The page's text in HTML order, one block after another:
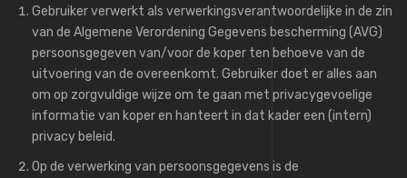
Gebruiker verwerkt als verwerkingsverantwoordelijke in de zin
van de Algemene Verordening Gegevens bescherming (AVG)
persoonsgegeven van/voor de koper ten behoeve van de
uitvoering van de overeenkomt. Gebruiker doet er alles aan
om op zorgvuldige wijze om te gaan met privacygevoelige
informatie van koper en hanteert in dat kader een (intern)
privacy beleid.
Op de verwerking van persoonsgegevens is de